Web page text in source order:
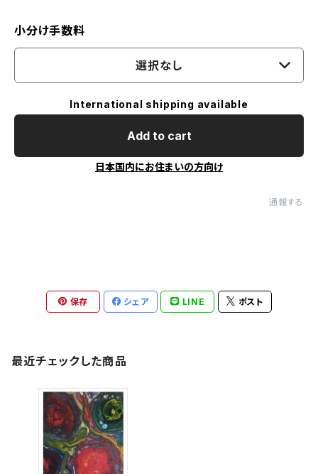
小分け手数料
選択なし
International shipping available
Add to cart
日本国内にお住まいの方向け
通報する
保存 シェア LINE ポスト
最近チェックした商品